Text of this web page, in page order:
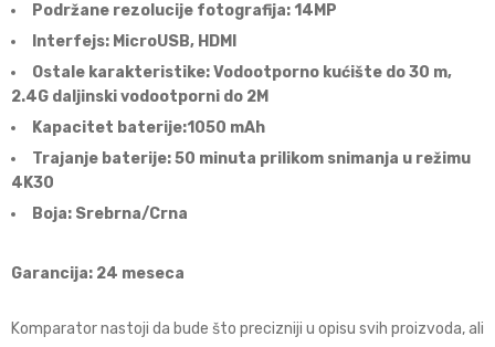
Podržane rezolucije fotografija: 14MP
Interfejs: MicroUSB, HDMI
Ostale karakteristike: Vodootporno kućište do 30 m,
2.4G daljinski vodootporni do 2M
Kapacitet baterije:1050 mAh
Trajanje baterije: 50 minuta prilikom snimanja u režimu
4K30
Boja: Srebrna/Crna
Garancija: 24 meseca
Komparator nastoji da bude što precizniji u opisu svih proizvoda, ali